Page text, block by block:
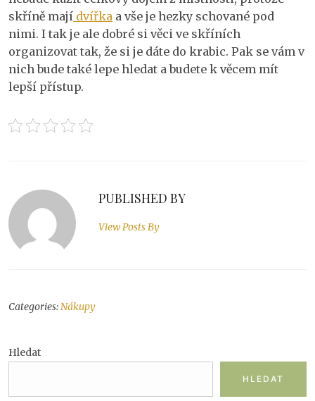
skříně mají dvířka a vše je hezky schované pod
nimi. I tak je ale dobré si věci ve skříních
organizovat tak, že si je dáte do krabic. Pak se vám v
nich bude také lepe hledat a budete k věcem mít
lepší přístup.
PUBLISHED BY
View Posts By
Categories:Nákupy
Hledat
HLEDAT